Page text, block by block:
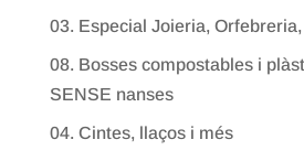
03. Especial Joieria,
08. Bosses compostables i
SENSE nanses
04. Cintes, llaços i més